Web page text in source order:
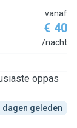
vanaf
€ 40
/nacht
oppas
dagen geleden